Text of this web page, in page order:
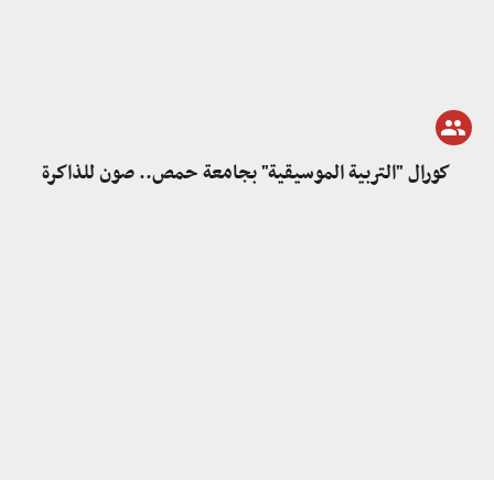
كورال "التربية الموسيقية" بجامعة حمص.. صون للذاكرة